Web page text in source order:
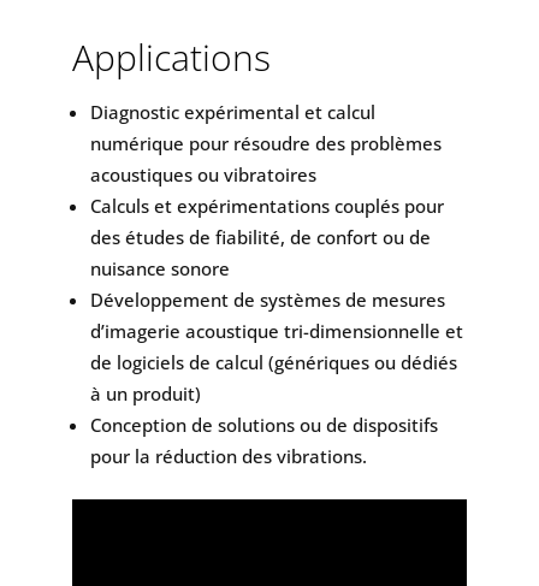
Applications
Diagnostic expérimental et calcul
numérique pour résoudre des problèmes
acoustiques ou vibratoires
Calculs et expérimentations couplés pour
des études de fiabilité, de confort ou de
nuisance sonore
Développement de systèmes de mesures
d’imagerie acoustique tri-dimensionnelle et
de logiciels de calcul (génériques ou dédiés
à un produit)
Conception de solutions ou de dispositifs
pour la réduction des vibrations.